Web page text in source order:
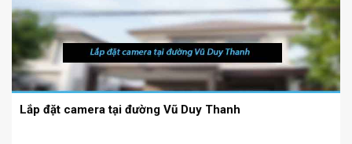
Lắp đặt camera tại đường Vũ Duy Thanh